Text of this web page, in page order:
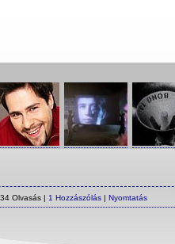
Olvasás | 1 Hozzászólás | Nyomtatás